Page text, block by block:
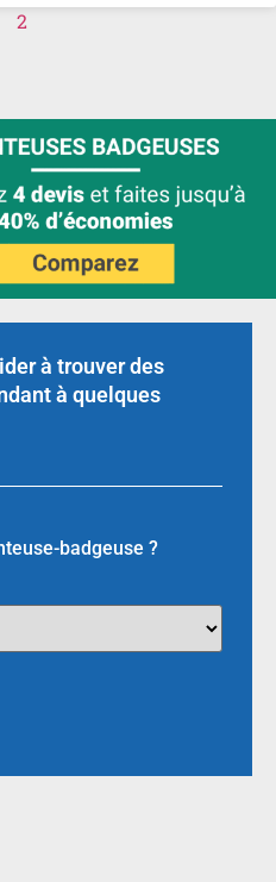
2
à trouver des
à quelques
badgeuse ?